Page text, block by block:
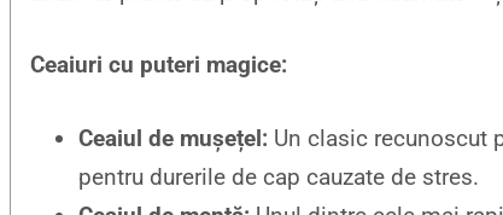
Ceaiuri cu puteri magice:
Ceaiul de mușețel: Un clasic recunoscut
pentru durerile de cap cauzate de stres.